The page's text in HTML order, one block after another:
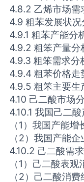
4.8.2 乙烯市场需
4.9 粗苯发展状况
4.9.1 粗苯产能分
4.9.2 粗笨产量分
4.9.3 粗笨需求分
4.9.4 粗苯价格走
4.9.5 粗笨主要生
4.10 己二酸市场
4.10.1 我国己二
（1）我国产能增
（2）我国产能
4.10.2 己二酸需
（1）己二酸表观
（2）己二酸消费